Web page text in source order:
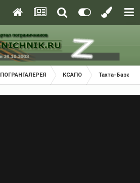
ПОГРАНГАЛЕРЕЯ КСАПО Тахта-